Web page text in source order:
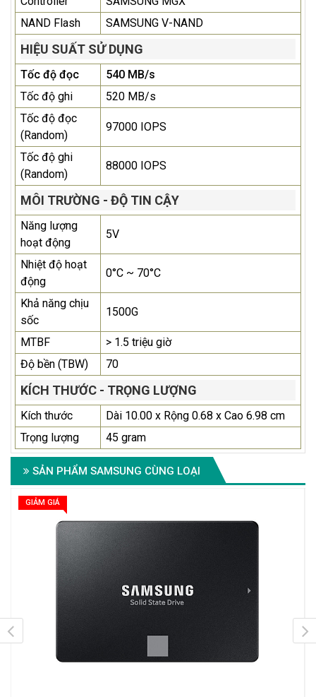
NAND Flash
SAMSUNG V-NAND
HIỆU SUẤT SỬ DỤNG
Tốc độ đọc
540 MB/s
Tốc độ ghi
520 MB/s
Tốc độ đọc
(Random)
97000 IOPS
Tốc độ ghi
(Random)
88000 IOPS
MÔI TRƯỜNG - ĐỘ TIN CẬY
Năng lượng
hoạt động
5V
Nhiệt độ hoạt
động
0°C ~ 70°C
Khả năng chịu
sốc
1500G
MTBF
> 1.5 triệu giờ
Độ bền (TBW)
70
KÍCH THƯỚC - TRỌNG LƯỢNG
Kích thước
Dài 10.00 x Rộng 0.68 x Cao 6.98 cm
Trọng lượng
45 gram
SẢN PHẨM SAMSUNG CÙNG LOẠI
GIẢM GIÁ